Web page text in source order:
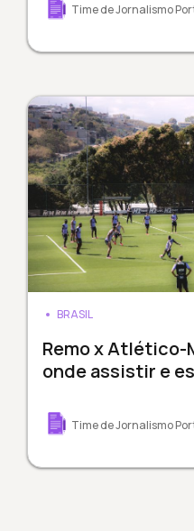
Time de Jornalismo
BRASIL
Remo x Atlético-
onde assistir e
Time de Jornalismo